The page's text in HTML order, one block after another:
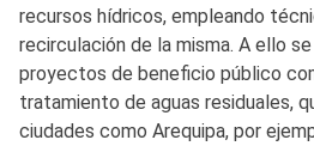
recursos hídricos, empleando
recirculación de la misma. A ello
proyectos de beneficio público
tratamiento de aguas residuales,
ciudades como Arequipa, por